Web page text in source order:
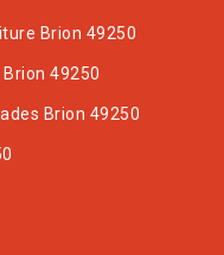
Brion 49250
49250
Brion 49250